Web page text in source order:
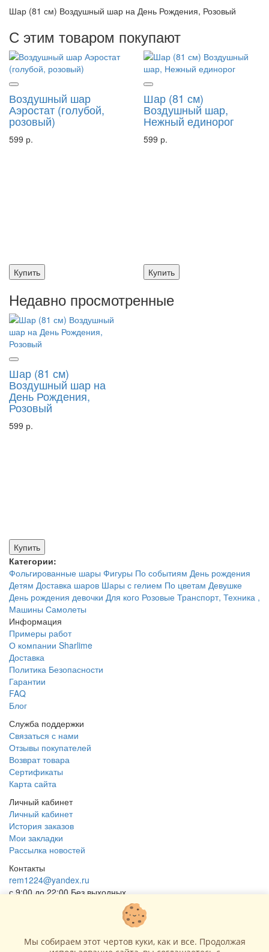
Шар (81 см) Воздушный шар на День Рождения, Розовый
С этим товаром покупают
Воздушный шар
Аэростат (голубой,
розовый)
599 р.
Купить
Шар (81 см)
Воздушный шар,
Нежный единорог
599 р.
Купить
Недавно просмотренные
Шар (81 см)
Воздушный шар на
День Рождения,
Розовый
599 р.
Купить
Категории:
Фольгированные шары Фигуры По событиям День рождения
Детям Доставка шаров Шары с гелием По цветам Девушке
День рождения девочки Для кого Розовые Транспорт, Техника ,
Машины Самолеты
Информация
Примеры работ
О компании Sharlime
Доставка
Политика Безопасности
Гарантии
FAQ
Блог
Служба поддержки
Связаться с нами
Отзывы покупателей
Возврат товара
Сертификаты
Карта сайта
Личный кабинет
Личный кабинет
История заказов
Мои закладки
Рассылка новостей
Контакты
rem1224@yandex.ru
с 9:00 до 22:00 Без выходных
Г. Москва ул. Коровинское шоссе 35 стр 2
Мы собираем этот чертов куки, как и все. Продолжая